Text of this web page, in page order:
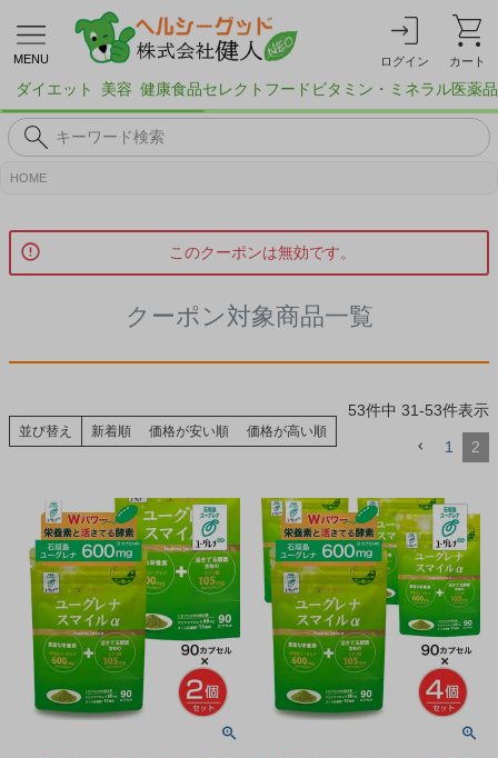
MENU ログイン カート
ダイエット 美容 健康食品セレクトフード ビタミン・ミネラル医薬品
HOME
このクーポンは無効です。
クーポン対象商品一覧
並び替え 新着順 価格が安い順 価格が高い順
53件中 31-53件表示
1 2